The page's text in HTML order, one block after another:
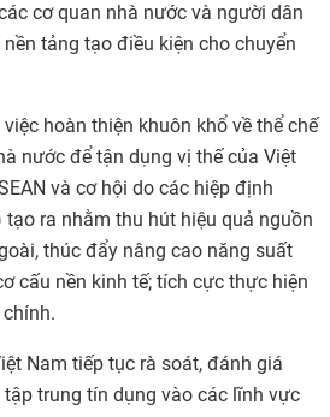
cơ quan nhà nước và người dân
tảng tạo điều kiện cho chuyển
hoàn thiện khuôn khổ về thể chế
nước để tận dụng vị thế của Việt
và cơ hội do các hiệp định
ra nhằm thu hút hiệu quả nguồn
thúc đẩy nâng cao năng suất
cấu nền kinh tế; tích cực thực hiện
Nam tiếp tục rà soát, đánh giá
trung tín dụng vào các lĩnh vực